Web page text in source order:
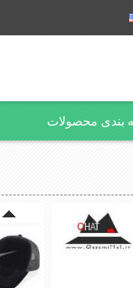
بندی محصولات